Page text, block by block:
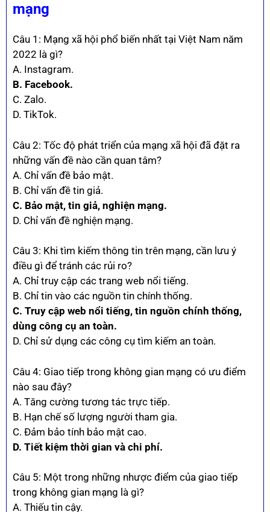
mạng
Câu 1: Mạng xã hội phổ biến nhất tại Việt Nam năm
2022 là gì?
A. Instagram.
B. Facebook.
C. Zalo.
D. TikTok.
Câu 2: Tốc độ phát triển của mạng xã hội đã đặt ra
những vấn đề nào cần quan tâm?
A. Chỉ vấn đề bảo mật.
B. Chỉ vấn đề tin giả.
C. Bảo mật, tin giả, nghiện mạng.
D. Chỉ vấn đề nghiện mạng.
Câu 3: Khi tìm kiếm thông tin trên mạng, cần lưu ý
điều gì để tránh các rủi ro?
A. Chỉ truy cập các trang web nổi tiếng.
B. Chỉ tin vào các nguồn tin chính thống.
C. Truy cập web nổi tiếng, tin nguồn chính thống,
dùng công cụ an toàn.
D. Chỉ sử dụng các công cụ tìm kiếm an toàn.
Câu 4: Giao tiếp trong không gian mạng có ưu điểm
nào sau đây?
A. Tăng cường tương tác trực tiếp.
B. Hạn chế số lượng người tham gia.
C. Đảm bảo tính bảo mật cao.
D. Tiết kiệm thời gian và chi phí.
Câu 5: Một trong những nhược điểm của giao tiếp
trong không gian mạng là gì?
A. Thiếu tin cậy.